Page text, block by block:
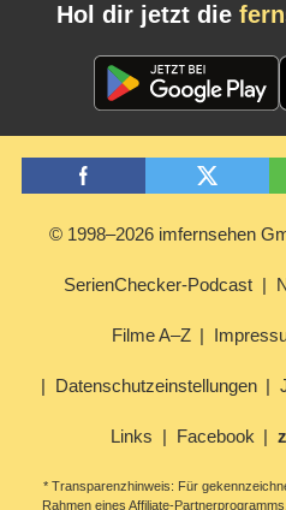
Hol dir jetzt die
© 1998–2026 imfernsehen
SerienChecker-Podcast
Filme A–Z
Datenschutzeinstellungen
Links Facebook
* Transparenzhinweis: Für
Rahmen eines Affiliate-